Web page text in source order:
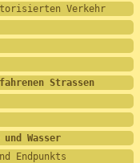
Verkehr
Strassen
Wasser
Endpunkts